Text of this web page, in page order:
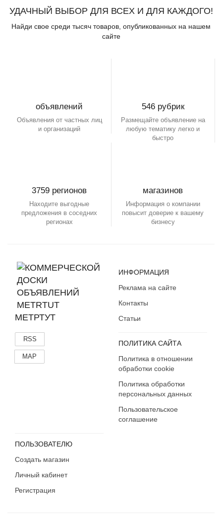
УДАЧНЫЙ ВЫБОР ДЛЯ ВСЕХ И ДЛЯ КАЖДОГО!
Найди свое среди тысяч товаров, опубликованных на нашем
сайте
объявлений
Объявления от частных лиц
и организаций
546 рубрик
Размещайте объявление на
любую тематику легко и
быстро
3759 регионов
Находите выгодные
предложения в соседних
регионах
магазинов
Информация о компании
повысит доверие к вашему
бизнесу
МЕТРТУТ
RSS
MAP
ИНФОРМАЦИЯ
Реклама на сайте
Контакты
Статьи
ПОЛИТИКА САЙТА
Политика в отношении
обработки cookie
Политика обработки
персональных данных
Пользовательское
соглашение
ПОЛЬЗОВАТЕЛЮ
Создать магазин
Личный кабинет
Регистрация